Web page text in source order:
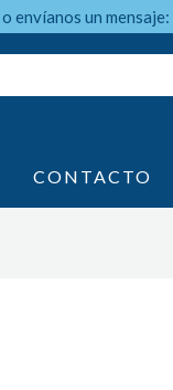
o envíanos un mensaje:
CONTACTO